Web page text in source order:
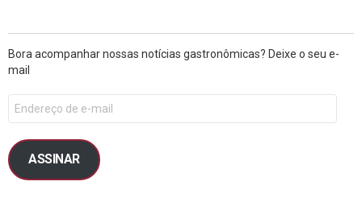
Bora acompanhar nossas notícias gastronômicas? Deixe o seu e-
mail
ASSINAR